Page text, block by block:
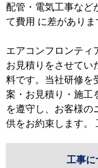
配管・電気工事など
て費用 に差がありま
エアコンフロンティ
お見積りをさせてい
料です。当社研修を
案・お見積り・施工
を遵守し、お客様の
供をお約束します。
工事に